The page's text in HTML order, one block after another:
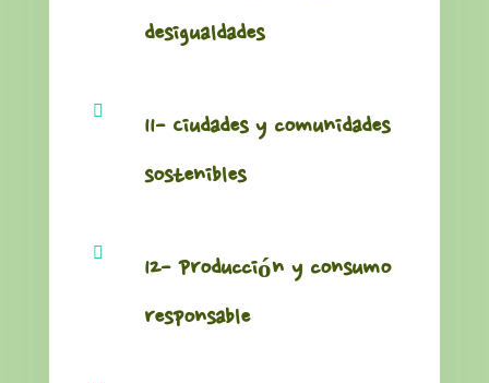
desigualdades

11- Ciudades y comunidades
sostenibles

12- Producción y consumo
responsable